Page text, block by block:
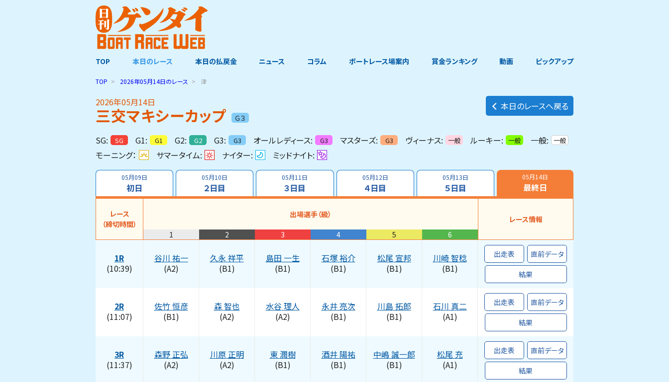
TOP 本日のレース 本日の払戻金 ニュース コラム ボートレース場案内 賞金ランキング 動画 ピックアップ
TOP 2026年05月14日のレース 津
2026年05月14日
三交マキシーカップ Ｇ３
本日のレースへ戻る
SG: SG G1: G1 G2: G2 G3: G3 オールレディース: G3 マスターズ: G3 ヴィーナス: 一般 ルーキー: 一般 一般: 一般
モーニング： サマータイム: ナイター: ミッドナイト:
05月09日
初日
05月10日
２日目
05月11日
３日目
05月12日
４日目
05月13日
５日目
05月14日
最終日
レース
（締切時間）
出場選手（級）
1 2 3 4 5 6
レース情報
1R
(10:39)
谷川 祐一
(A2)
久永 祥平
(B1)
島田 一生
(B1)
石塚裕介
(B1)
松尾 宣邦
(B1)
川崎智稔
(B1)
出走表 直前データ
結果
2R
(11:07)
佐竹恒彦
(B1)
森智也
(A2)
水谷理人
(A2)
永井亮次
(B1)
川島拓郎
(B1)
石川 真二
(A1)
出走表 直前データ
結果
3R
(11:37)
森野正弘
(A2)
川原正明
(A2)
東潤樹
(B1)
酒井 陽祐
(B1)
中嶋誠一郎
(B1)
松尾 充
(A1)
出走表 直前データ
結果